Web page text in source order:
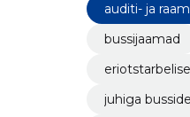
auditi- ja
bussijaamad
juhiga